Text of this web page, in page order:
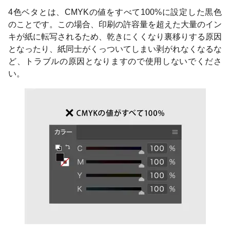
4色ベタとは、CMYKの値をすべて100%に設定した黒色
のことです。この場合、印刷の許容量を超えた大量のイン
キが紙に転写されるため、乾きにくくなり裏移りする原因
となったり、紙同士がくっついてしまい剥がれなくなるな
ど、トラブルの原因となりますので使用しないでくださ
い。